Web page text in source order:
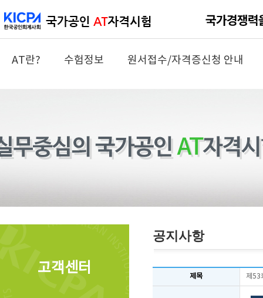
AT란? 수험정보 원서접수/자격증신청 안내
고객센터
공지사항
제목 제53